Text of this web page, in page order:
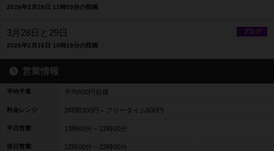
2026年2月28日 11時59分の投稿
ブログ
3月28日と29日
2026年2月16日 10時18分の投稿
営業情報
平均予算 平均600円前後
料金レンジ 2時間300円～フリータイム600円
平日営業 13時00分～22時00分
休日営業 12時00分～22時00分